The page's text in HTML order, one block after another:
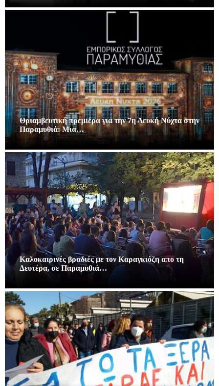
Θριαμβευτική πρεμιέρα για την 7η Λευκή Νύχτα στην
Παραμυθιά: Μια…
Καλοκαιρινές βραδιές με τον Καραγκιόζη απο τη
Δευτέρα, σε Παραμυθιά…